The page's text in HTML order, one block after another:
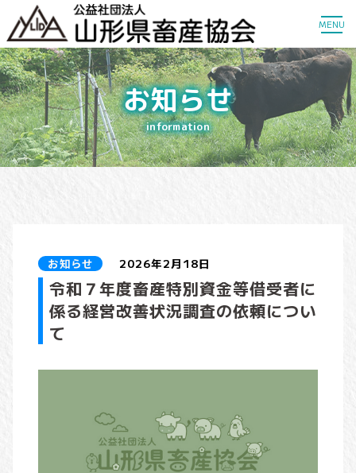
MENU
お知らせ
information
お知らせ 2026年2月18日
令和７年度畜産特別資金等借受者に
係る経営改善状況調査の依頼につい
て